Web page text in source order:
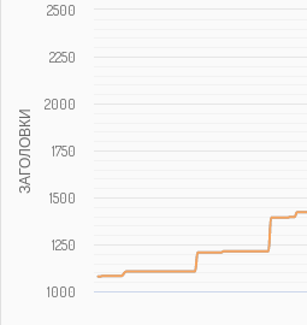
ЗАГОЛОВКИ
1000
1250
1500
1750
2000
2250
2500